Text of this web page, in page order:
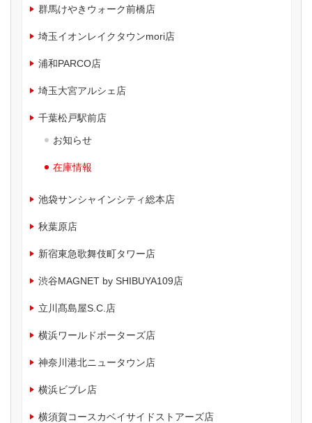
群馬けやきウォーク前橋店
埼玉イオンレイクタウンmori店
浦和PARCO店
埼玉大宮アルシェ店
千葉松戸駅前店
お知らせ
在庫情報
池袋サンシャインシティ総本店
秋葉原店
新宿東急歌舞伎町タワー店
渋谷MAGNET by SHIBUYA109店
立川髙島屋S.C.店
横浜ワールドポーターズ店
神奈川港北ニュータウン店
横浜ビブレ店
横須賀コースカベイサイドストアーズ店